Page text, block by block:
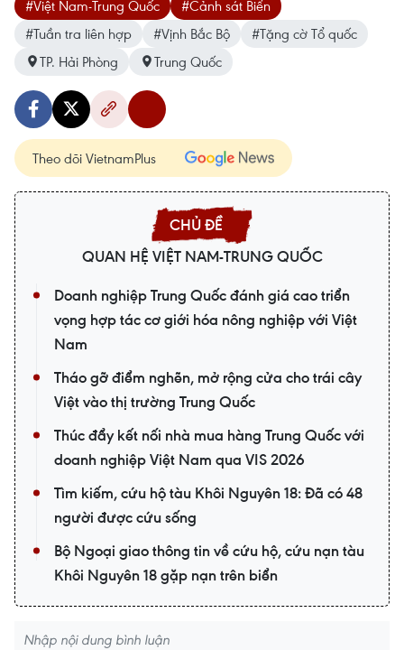
#Việt Nam-Trung Quốc
#Cảnh sát Biển
#Tuần tra liên hợp
#Vịnh Bắc Bộ
#Tặng cờ Tổ quốc
TP. Hải Phòng
Trung Quốc
Theo dõi VietnamPlus
QUAN HỆ VIỆT NAM-TRUNG QUỐC
Doanh nghiệp Trung Quốc đánh giá cao triển
vọng hợp tác cơ giới hóa nông nghiệp với Việt
Nam
Tháo gỡ điểm nghẽn, mở rộng cửa cho trái cây
Việt vào thị trường Trung Quốc
Thúc đẩy kết nối nhà mua hàng Trung Quốc với
doanh nghiệp Việt Nam qua VIS 2026
Tìm kiếm, cứu hộ tàu Khôi Nguyên 18: Đã có 48
người được cứu sống
Bộ Ngoại giao thông tin về cứu hộ, cứu nạn tàu
Khôi Nguyên 18 gặp nạn trên biển